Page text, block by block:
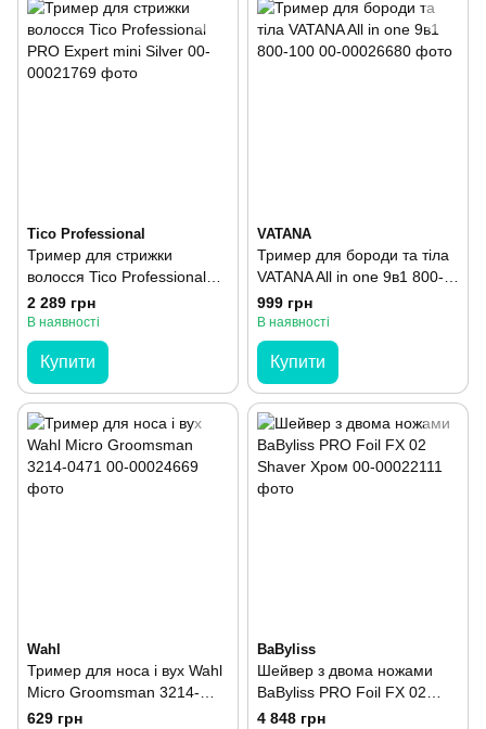
Tico Professional
Тример для стрижки
волосся Tico Professional
PRO Expert mini Silver
2 289 грн
В наявності
Купити
VATANA
Тример для бороди та тіла
VATANA All in one 9в1 800-
100
999 грн
В наявності
Купити
Wahl
Тример для носа і вух Wahl
Micro Groomsman 3214-
0471
629 грн
BaByliss
Шейвер з двома ножами
BaByliss PRO Foil FX 02
Shaver Хром
4 848 грн